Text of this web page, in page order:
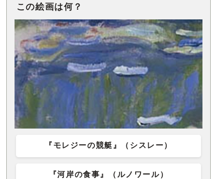
この絵画は何？
『モレジーの競艇』（シスレー）
『河岸の食事』（ルノワール）